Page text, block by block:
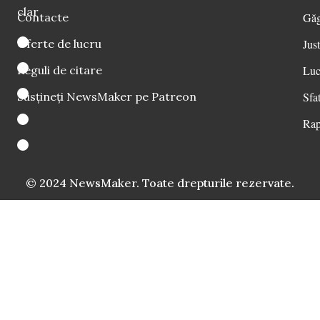
clar
Contacte
Oferte de lucru
Reguli de citare
Susțineți NewsMaker pe Patreon
© 2024 NewsMaker. Toate drepturile rezervate.